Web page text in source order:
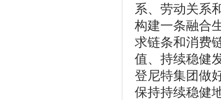
系、劳动关系
构建一条融合
求链条和消费
值、持续稳健
登尼特集团做
保持持续稳健